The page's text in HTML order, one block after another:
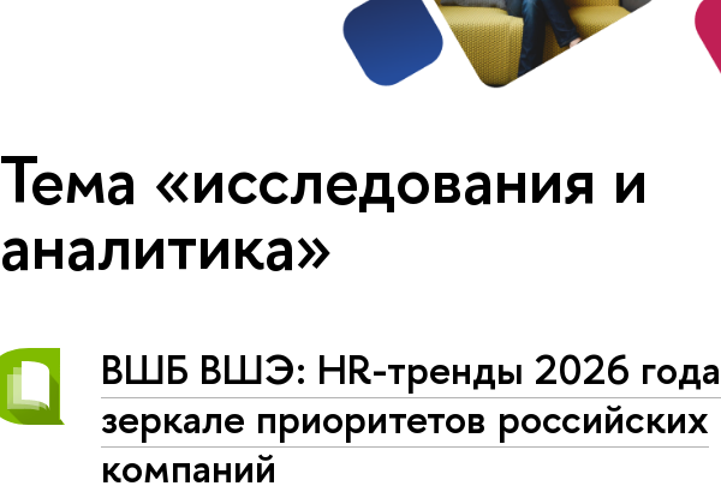
Тема «исследования и
аналитика»
ВШБ ВШЭ: HR-тренды 2026
зеркале приоритетов российских
компаний